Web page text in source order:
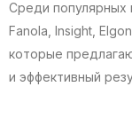
Среди популярных
Fanola, Insight,
которые
и эффективный